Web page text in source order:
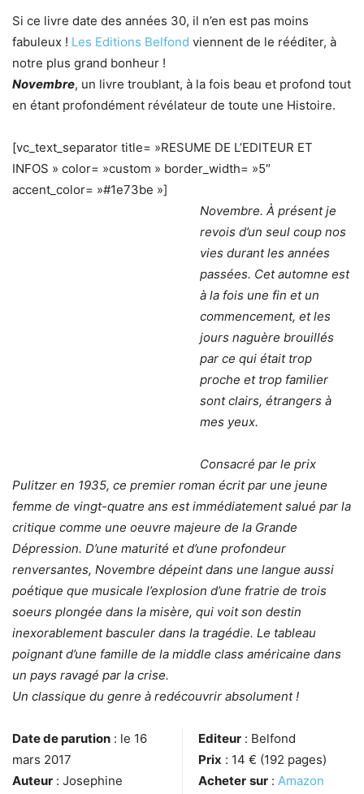
Si ce livre date des années 30, il n’en est pas moins
fabuleux ! Les Editions Belfond viennent de le rééditer, à
notre plus grand bonheur !
Novembre, un livre troublant, à la fois beau et profond tout
en étant profondément révélateur de toute une Histoire.
[vc_text_separator title= »RESUME DE L’EDITEUR ET
INFOS » color= »custom » border_width= »5″
accent_color= »#1e73be »]
Novembre. À présent je
revois d’un seul coup nos
vies durant les années
passées. Cet automne est
à la fois une fin et un
commencement, et les
jours naguère brouillés
par ce qui était trop
proche et trop familier
sont clairs, étrangers à
mes yeux.
Consacré par le prix
Pulitzer en 1935, ce premier roman écrit par une jeune
femme de vingt-quatre ans est immédiatement salué par la
critique comme une oeuvre majeure de la Grande
Dépression. D’une maturité et d’une profondeur
renversantes, Novembre dépeint dans une langue aussi
poétique que musicale l’explosion d’une fratrie de trois
soeurs plongée dans la misère, qui voit son destin
inexorablement basculer dans la tragédie. Le tableau
poignant d’une famille de la middle class américaine dans
un pays ravagé par la crise.
Un classique du genre à redécouvrir absolument !
Date de parution : le 16
mars 2017
Auteur : Josephine
Editeur : Belfond
Prix : 14 € (192 pages)
Acheter sur : Amazon